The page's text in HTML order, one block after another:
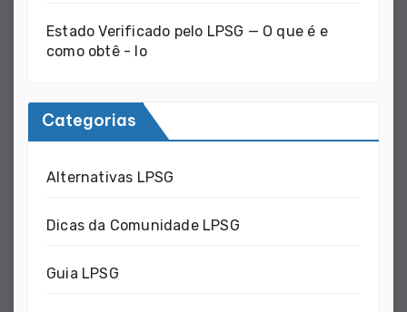
Estado Verificado pelo LPSG — O que é e
como obtê - lo
Categorias
Alternativas LPSG
Dicas da Comunidade LPSG
Guia LPSG